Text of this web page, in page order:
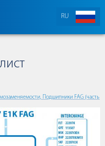
RU
Подшипники FAG (часть